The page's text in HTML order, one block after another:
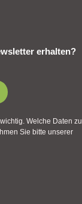
erhalten?
Welche Daten zu
Sie bitte unserer